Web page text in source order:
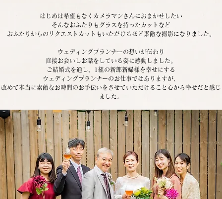
はじめは希望もなくカメラマンさんにおまかせしたい
そんなおふたりもグラスを持ったカットなど
おふたりからのリクエストカットもいただけるほど素敵な撮影になりました。
ウェディングプランナーの想いが伝わり
直接お会いしお話をしている姿に感動しました。
ご結婚式を通し、1組の新郎新婦様を幸せにする
ウェディングプランナーのお仕事ではありますが、
改めて本当に素敵なお時間のお手伝いをさせていただけること心から幸せだと感じ
ました。